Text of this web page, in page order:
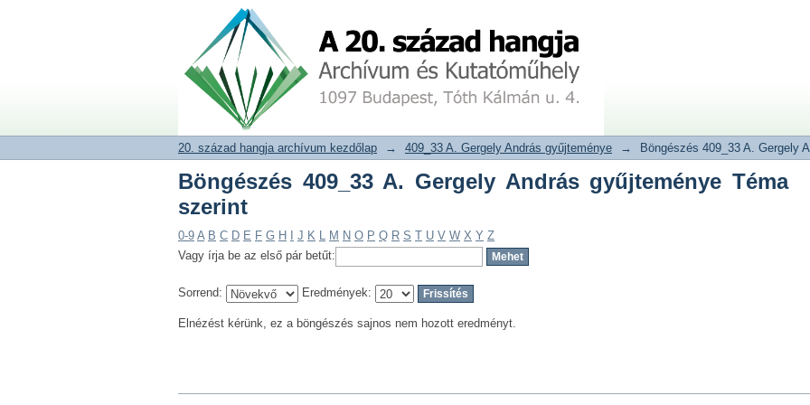
Böngészés 409_33 A. Gergely András gyűjteménye Téma
20. század hangja archívum adattár
20. század hangja archívum kezdőlap → 409_33 A. Gergely András gyűjteménye → Böngészés 409_33 A. Gergely
Böngészés 409_33 A. Gergely András gyűjteménye Téma
szerint
0-9 A B C D E F G H J K L M N O P Q R S T U V W X Y Z
Vagy írja be az első pár betűt:
Sorrend: Eredmények:
Elnézést kérünk, ez a böngészés sajnos nem hozott eredményt.